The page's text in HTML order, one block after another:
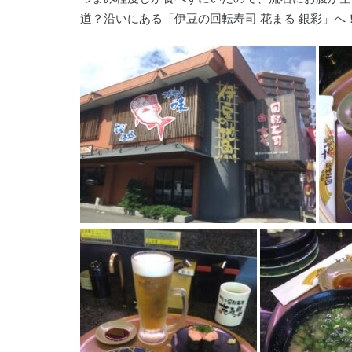
道？沿いにある「伊豆の回転寿司 花まる 銀彩」へ